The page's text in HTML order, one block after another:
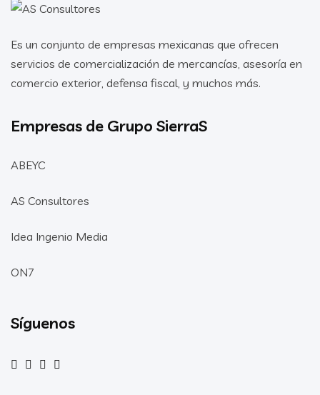
Es un conjunto de empresas mexicanas que ofrecen
servicios de comercialización de mercancías, asesoría en
comercio exterior, defensa fiscal, y muchos más.
Empresas de Grupo SierraS
ABEYC
AS Consultores
Idea Ingenio Media
ON7
Síguenos